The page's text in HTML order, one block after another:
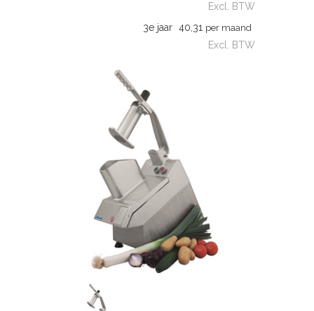
Excl. BTW
3e jaar 40,31 per maand
Excl. BTW